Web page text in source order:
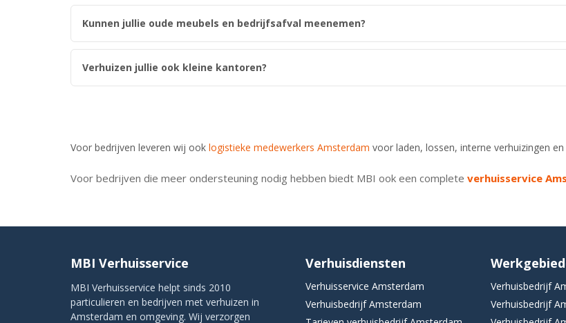
Kunnen jullie oude meubels en bedrijfsafval meenemen?
Verhuizen jullie ook kleine kantoren?
Voor bedrijven leveren wij ook logistieke medewerkers Amsterdam voor laden, lossen, interne verhuizingen
Voor bedrijven die meer ondersteuning nodig hebben biedt MBI ook een complete verhuisservice
MBI Verhuisservice
MBI Verhuisservice helpt sinds 2010
particulieren en bedrijven met verhuizen in
Amsterdam en omgeving. Wij verzorgen
Verhuisdiensten
Verhuisservice Amsterdam
Verhuisbedrijf Amsterdam
Verhuisbedrijf
Verhuisbedrijf